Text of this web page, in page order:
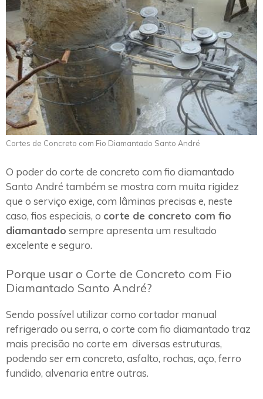
Cortes de Concreto com Fio Diamantado Santo André
O poder do corte de concreto com fio diamantado
Santo André também se mostra com muita rigidez
que o serviço exige, com lâminas precisas e, neste
caso, fios especiais, o corte de concreto com fio
diamantado sempre apresenta um resultado
excelente e seguro.
Porque usar o Corte de Concreto com Fio
Diamantado Santo André?
Sendo possível utilizar como cortador manual
refrigerado ou serra, o corte com fio diamantado traz
mais precisão no corte em diversas estruturas,
podendo ser em concreto, asfalto, rochas, aço, ferro
fundido, alvenaria entre outras.